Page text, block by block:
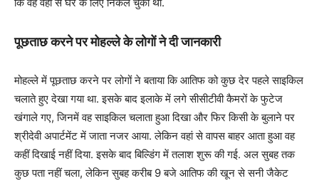
पूछताछ करने पर मोहल्‍ले के लोगों ने दी जानकारी
मोहल्ले में पूछताछ करने पर लोगों ने बताया कि आतिफ को कुछ देर पहले साइकिल
चलाते हुए देखा गया था. इसके बाद इलाके में लगे सीसीटीवी कैमरों के फुटेज
खंगाले गए, जिनमें वह साइकिल चलाता हुआ दिखा और फिर किसी के बुलाने पर
श्रीदेवी अपार्टमेंट में जाता नजर आया. लेकिन वहां से वापस बाहर आता हुआ वह
कहीं दिखाई नहीं दिया. इसके बाद बिल्डिंग में तलाश शुरू की गई. अल सुबह तक
कुछ पता नहीं चला, लेकिन सुबह करीब 9 बजे आतिफ की खून से सनी जैकेट